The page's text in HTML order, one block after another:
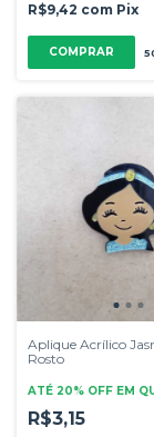
R$9,42 com Pix
Aplique Acrílico
Rosto
ATÉ 20% OFF EM
R$3,15